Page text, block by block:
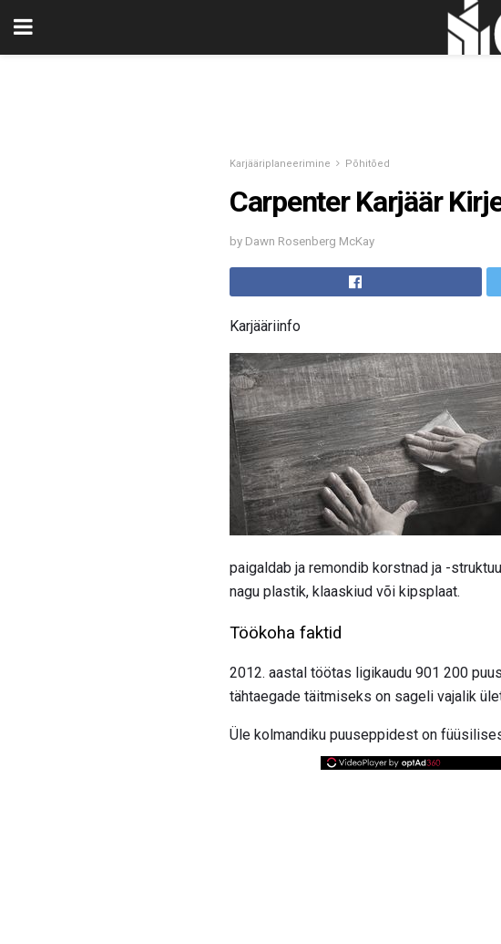
Karjääriplaneerimine Põhitõed
Carpenter Karjäär
by Dawn Rosenberg McKay
Karjääriinfo
paigaldab ja remondib korstnad ja -
nagu plastik, klaaskiud või kipsplaat.
Töökoha faktid
2012. aastal töötas ligikaudu 901 200
tähtaegade täitmiseks on sageli vajalik
Üle kolmandiku puuseppidest on